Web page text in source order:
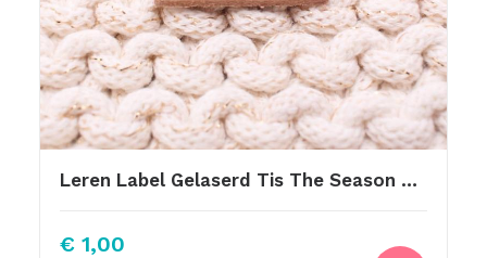
Leren Label Gelaserd Tis The Season To Sparkle
€ 1,00